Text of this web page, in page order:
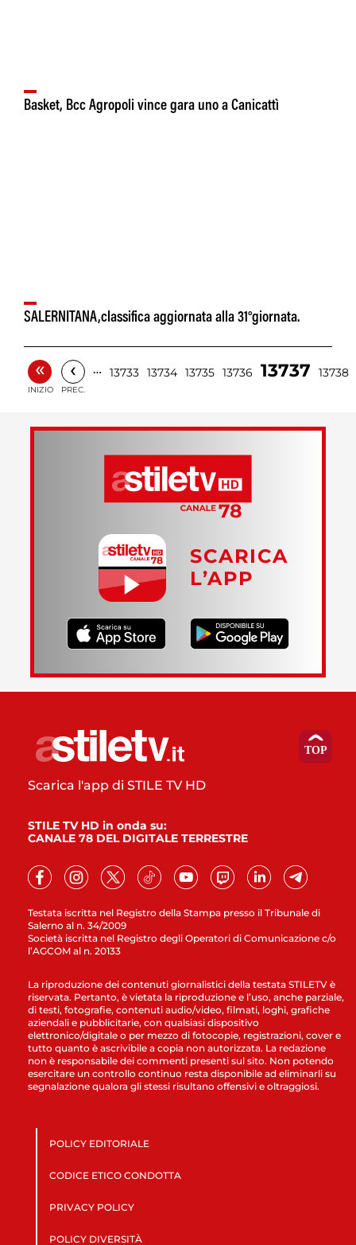
Basket, Bcc Agropoli vince gara uno a Canicattì
SALERNITANA,classifica aggiornata alla 31°giornata.
«
INIZIO
‹
PREC.
… 13733 13734 13735 13736 13737 13738
SCARICA
L’APP
Testata iscritta nel Registro della Stampa presso il Tribunale di
Salerno al n. 34/2009
Società iscritta nel Registro degli Operatori di Comunicazione c/o
l’AGCOM al n. 20133
Scarica l'app di STILE TV HD
STILE TV HD in onda su:
CANALE 78 DEL DIGITALE TERRESTRE
La riproduzione dei contenuti giornalistici della testata STILETV è
riservata. Pertanto, è vietata la riproduzione e l’uso, anche parziale,
di testi, fotografie, contenuti audio/video, filmati, loghi, grafiche
aziendali e pubblicitarie, con qualsiasi dispositivo
elettronico/digitale o per mezzo di fotocopie, registrazioni, cover e
tutto quanto è ascrivibile a copia non autorizzata. La redazione
non è responsabile dei commenti presenti sul sito. Non potendo
esercitare un controllo continuo resta disponibile ad eliminarli su
segnalazione qualora gli stessi risultano offensivi e oltraggiosi.
POLICY EDITORIALE
CODICE ETICO CONDOTTA
PRIVACY POLICY
POLICY DIVERSITÀ